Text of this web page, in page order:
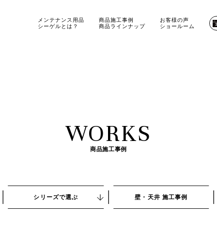
メンテナンス用品
シーゲルとは？
商品施工事例
商品ラインナップ
お客様の声
ショールーム
WORKS
商品施工事例
シリーズで選ぶ 壁・天井 施工事例